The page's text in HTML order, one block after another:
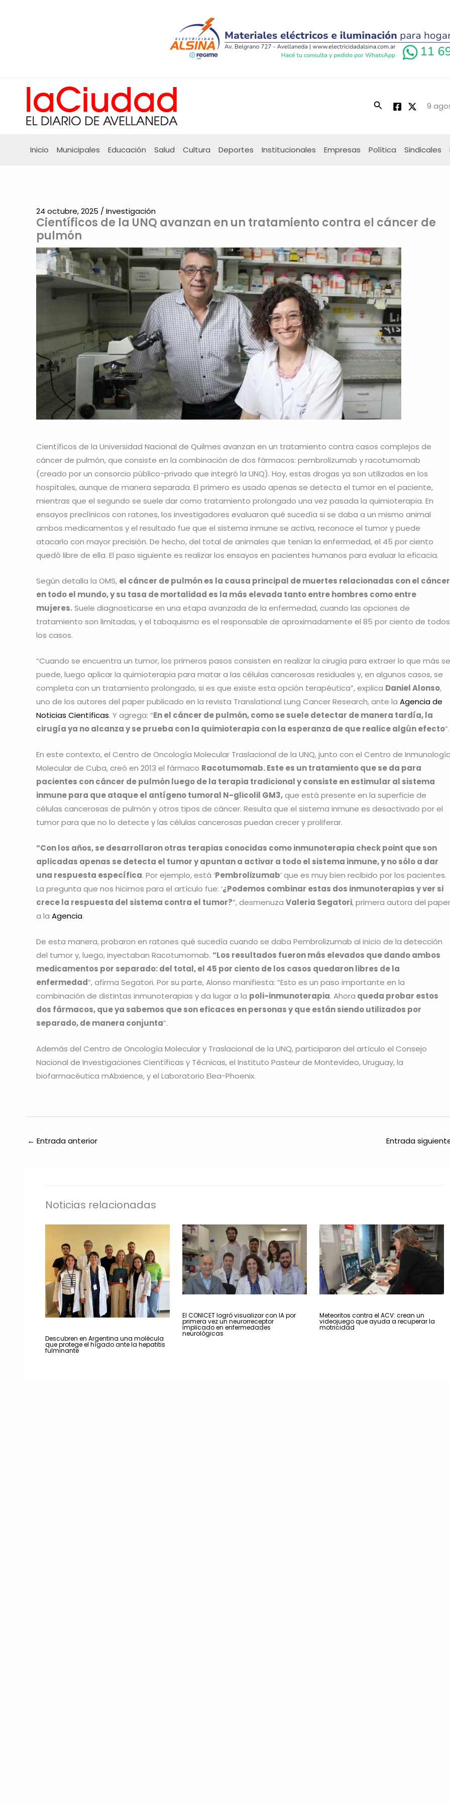
Buscar 9
Inicio Municipales Educación Salud Cultura Deportes Institucionales Empresas Política Sindicales
Científicos de la UNQ avanzan en un tratamiento contra el cáncer de
pulmón
24 octubre, 2025 / Investigación
Científicos de la Universidad Nacional de Quilmes avanzan en un tratamiento contra casos complejos de
cáncer de pulmón, que consiste en la combinación de dos fármacos: pembrolizumab y racotumomab
(creado por un consorcio público-privado que integró la UNQ). Hoy, estas drogas ya son utilizadas en los
hospitales, aunque de manera separada. El primero es usado apenas se detecta el tumor en el paciente,
mientras que el segundo se suele dar como tratamiento prolongado una vez pasada la quimioterapia. En
ensayos preclínicos con ratones, los investigadores evaluaron qué sucedía si se daba a un mismo animal
ambos medicamentos y el resultado fue que el sistema inmune se activa, reconoce el tumor y puede
atacarlo con mayor precisión. De hecho, del total de animales que tenían la enfermedad, el 45 por ciento
quedó libre de ella. El paso siguiente es realizar los ensayos en pacientes humanos para evaluar la eficacia.
Según detalla la OMS, el cáncer de pulmón es la causa principal de muertes relacionadas con el cáncer
en todo el mundo, y su tasa de mortalidad es la más elevada tanto entre hombres como entre
mujeres.Suele diagnosticarse en una etapa avanzada de la enfermedad, cuando las opciones de
tratamiento son limitadas, y el tabaquismo es el responsable de aproximadamente el 85 por ciento de todos
los casos.
“Cuando se encuentra un tumor, los primeros pasos consisten en realizar la cirugía para extraer lo que más se
puede, luego aplicar la quimioterapia para matar a las células cancerosas residuales y, en algunos casos, se
completa con un tratamiento prolongado, si es que existe esta opción terapéutica”, explica Daniel Alonso,
uno de los autores del paper publicado en la revista Translational Lung Cancer Research, ante la Agencia de
Noticias Científicas. Y agrega: “En el cáncer de pulmón, como se suele detectar de manera tardía, la
cirugía ya no alcanza y se prueba con la quimioterapia con la esperanza de que realice algún efecto
En este contexto, el Centro de Oncología Molecular Traslacional de la UNQ, junto con el Centro de
Molecular de Cuba, creó en 2013 el fármaco Racotumomab. Este es un tratamiento que se da para
pacientes con cáncer de pulmón luego de la terapia tradicional y consiste en estimular al sistema
inmune para que ataque el antígeno tumoral N-glicolil GM3,que está presente en la superficie de
células cancerosas de pulmón y otros tipos de cáncer. Resulta que el sistema inmune es desactivado por el
tumor para que no lo detecte y las células cancerosas puedan crecer y proliferar.
“Con los años, se desarrollaron otras terapias conocidas como inmunoterapia check point que son
aplicadas apenas se detecta el tumor y apuntan a activar a todo el sistema inmune, y no sólo a dar
una respuesta específica. Por ejemplo, está ‘Pembrolizumab’ que es muy bien recibido por los pacientes.
La pregunta que nos hicimos para el artículo fue: ‘¿Podemos combinar estas dos inmunoterapias y ver si
crece la respuesta del sistema contra el tumor?”, desmenuza Valeria Segatori, primera autora del
a la Agencia.
De esta manera, probaron en ratones qué sucedía cuando se daba Pembrolizumab al inicio de la detección
del tumor y, luego, inyectaban Racotumomab. “Los resultados fueron más elevados que dando ambos
medicamentos por separado: del total, el 45 por ciento de los casos quedaron libres de la
enfermedad”, afirma Segatori. Por su parte, Alonso manifiesta: “Esto es un paso importante en la
combinación de distintas inmunoterapias y da lugar a la poli-inmunoterapia. Ahora queda probar estos
dos fármacos, que ya sabemos que son eficaces en personas y que están siendo utilizados por
separado, de manera conjunta”.
Además del Centro de Oncología Molecular y Traslacional de la UNQ, participaron del artículo el Consejo
Nacional de Investigaciones Científicas y Técnicas, el Instituto Pasteur de Montevideo, Uruguay, la
biofarmacéutica mAbxience, y el Laboratorio Elea-Phoenix.
← Entrada anterior Entrada
Noticias relacionadas
Descubren en Argentina una molécula
que protege el hígado ante la hepatitis
fulminante
El CONICET logró visualizar con IA por
primera vez un neurorreceptor
implicado en enfermedades
neurológicas
Meteoritos contra el ACV: crean un
videojuego que ayuda a recuperar la
motricidad